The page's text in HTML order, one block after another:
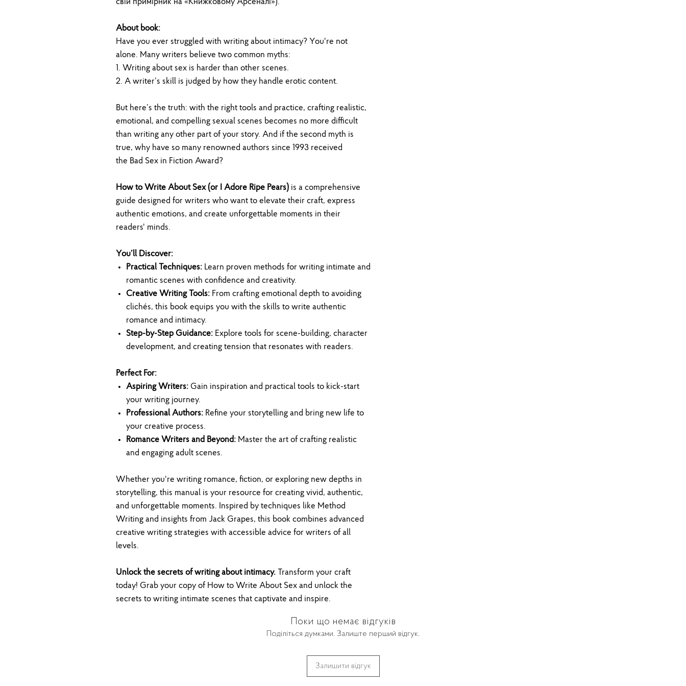
свій примірник на «Книжковому Арсеналі»).
About book:
Have you ever struggled with writing about intimacy? You're not
alone. Many writers believe two common myths:
1. Writing about sex is harder than other scenes.
2. A writer’s skill is judged by how they handle erotic content.
But here’s the truth: with the right tools and practice, crafting realistic,
emotional, and compelling sexual scenes becomes no more difficult
than writing any other part of your story. And if the second myth is
true, why have so many renowned authors since 1993 received
the Bad Sex in Fiction Award?
How to Write About Sex (or I Adore Ripe Pears) is a comprehensive
guide designed for writers who want to elevate their craft, express
authentic emotions, and create unforgettable moments in their
readers' minds.
You’ll Discover:
Practical Techniques: Learn proven methods for writing intimate and
romantic scenes with confidence and creativity.
Creative Writing Tools: From crafting emotional depth to avoiding
clichés, this book equips you with the skills to write authentic
romance and intimacy.
Step-by-Step Guidance: Explore tools for scene-building, character
development, and creating tension that resonates with readers.
Perfect For:
Aspiring Writers: Gain inspiration and practical tools to kick-start
your writing journey.
Professional Authors: Refine your storytelling and bring new life to
your creative process.
Romance Writers and Beyond: Master the art of crafting realistic
and engaging adult scenes.
Whether you're writing romance, fiction, or exploring new depths in
storytelling, this manual is your resource for creating vivid, authentic,
and unforgettable moments. Inspired by techniques like Method
Writing and insights from Jack Grapes, this book combines advanced
creative writing strategies with accessible advice for writers of all
levels.
Unlock the secrets of writing about intimacy. Transform your craft
today! Grab your copy of How to Write About Sex and unlock the
secrets to writing intimate scenes that captivate and inspire.
Поки що немає відгуків
Поділіться думками. Залиште перший відгук.
Залишити відгук